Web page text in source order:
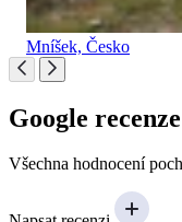
Mníšek, Česko
Google recenze
Všechna hodnocení